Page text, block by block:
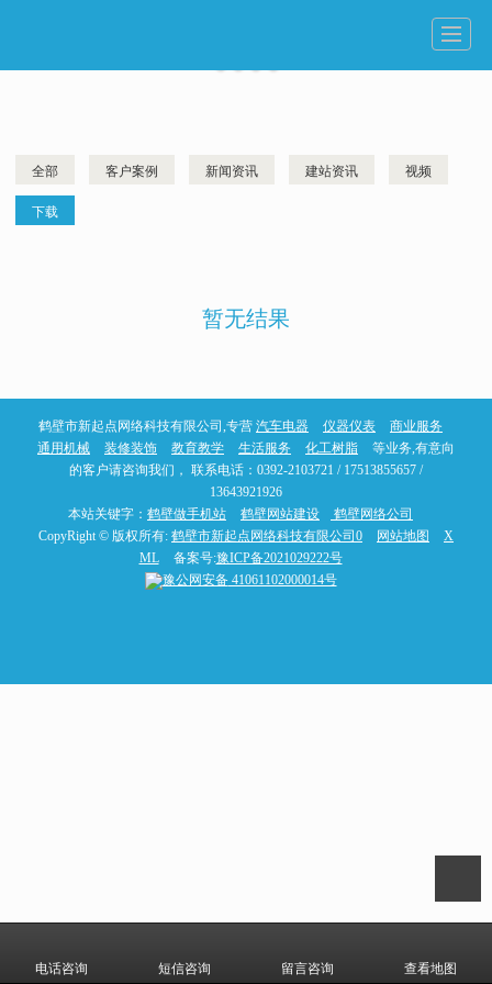
人才招聘
全部 客户案例 新闻资讯 建站资讯 视频
下载
暂无结果
鹤壁市新起点网络科技有限公司,专营 汽车电器 仪器仪表
商业服务
通用机械
装修装饰 教育教学 生活服务 化工树脂
等业务,有意向
的客户请咨询我们， 联系电话：0392-2103721 / 17513855657 /
13643921926
本站关键字： 鹤壁做手机站 鹤壁网站建设
鹤壁网络公司
CopyRight © 版权所有: 鹤壁市新起点网络科技有限公司0 网站地图
X
ML
备案号:豫ICP备2021029222号
豫公网安备41061102000014号
电话咨询 短信咨询 留言咨询 查看地图